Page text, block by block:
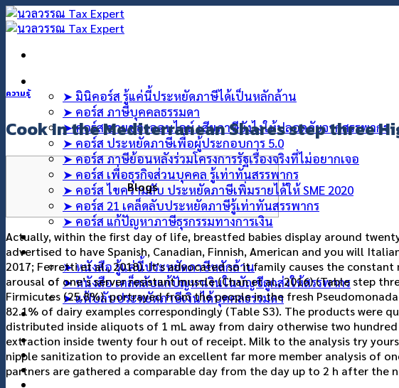
➤ มินิคอร์ส รู้แค่นี้ประหยัดภาษีได้เป็นหลักล้าน
➤ คอร์ส ภาษีบุคคลธรรมดา
➤ คอร์ส ขายของออนไลน์ เสียภาษียังไงให้ปลอดภัยจากสรรพากร
➤ คอร์ส ประหยัดภาษีเพื่อผู้ประกอบการ 5.0
➤ คอร์ส ภาษีย้อนหลังร่วมโครงการรัฐเรื่องจริงที่ไม่อยากเจอ
➤ คอร์ส เพื่อธุรกิจส่วนบุคคล รู้เท่าทันสรรพากร
➤ คอร์ส ไขความลับ ประหยัดภาษีเพิ่มรายได้ให้ SME 2020
➤ คอร์ส 21 เคล็ดลับประหยัดภาษีรู้เท่าทันสรรพากร
➤ คอร์ส แก้ปัญหาภาษีธุรกรรมทางการเงิน
คอร์สที่ปรึกษา
สินค้า
➤ หนังสือ รู้แค่นี้ประหยัดภาษีหลักล้าน
➤ หนังสือ เคล็ดลับแก้ปัญหาเงินในบัญชีถูกส่งให้สรรพากร
➤ แฟ้บลับประหยัดภาษีเงินได้บุคคลธรรมดา
บทความ
แกลอรี่
เกี่ยวกับเรา
ติดต่อเรา
ความรู้
Cook In the Mediterranean Shares step three
Blogs
Actually, within the first day of life, breastfed babies display around
advertised to have Spanish, Canadian, Finnish, American and you will
2017; Ferretti et al., 2018). It’s advocated so it family causes the
arousal of one’s server resistant muscle (Chan et al., 2016) (Table step
Firmicutes (25.8%), portrayed from the people in the fresh
82.1% of dairy examples correspondingly (Table S3). The products
distributed inside aliquots of 1 mL away from dairy otherwise two
extraction inside twenty four h out of receipt. Milk to the analysis try
nipple sanitization to provide an excellent far more member analysis of
partners are gathered a comparable day from the day up to 2 h after the